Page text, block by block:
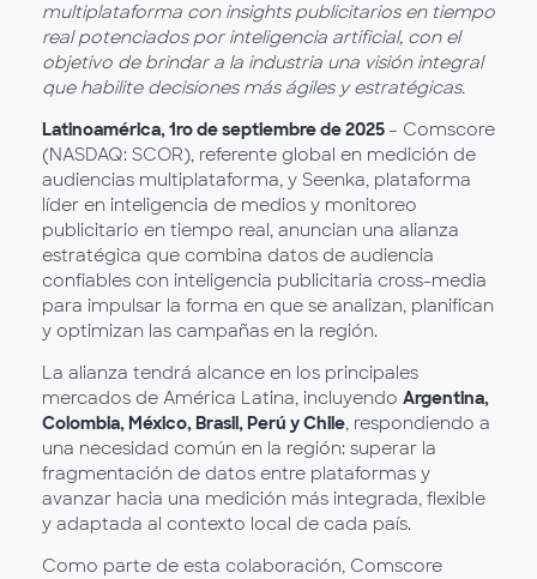
multiplataforma con insights publicitarios en tiempo
real potenciados por inteligencia artificial, con el
objetivo de brindar a la industria una visión integral
que habilite decisiones más ágiles y estratégicas.
Latinoamérica, 1ro de septiembre de 2025 – Comscore
(NASDAQ: SCOR), referente global en medición de
audiencias multiplataforma, y Seenka, plataforma
líder en inteligencia de medios y monitoreo
publicitario en tiempo real, anuncian una alianza
estratégica que combina datos de audiencia
confiables con inteligencia publicitaria cross-media
para impulsar la forma en que se analizan, planifican
y optimizan las campañas en la región.
La alianza tendrá alcance en los principales
mercados de América Latina, incluyendo Argentina,
Colombia, México, Brasil, Perú y Chile, respondiendo a
una necesidad común en la región: superar la
fragmentación de datos entre plataformas y
avanzar hacia una medición más integrada, flexible
y adaptada al contexto local de cada país.
Como parte de esta colaboración, Comscore